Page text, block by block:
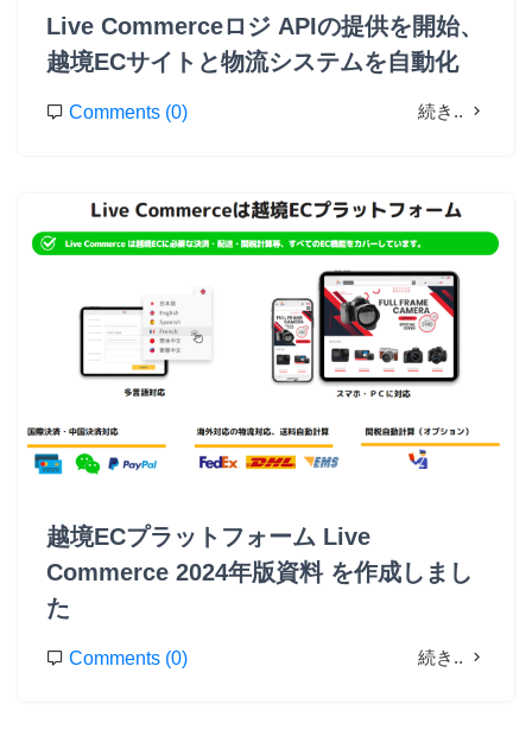
Live Commerceロジ APIの提供を開始、
越境ECサイトと物流システムを自動化
Comments (0) 続き..
越境ECプラットフォーム Live
Commerce 2024年版資料 を作成しまし
た
Comments (0) 続き..